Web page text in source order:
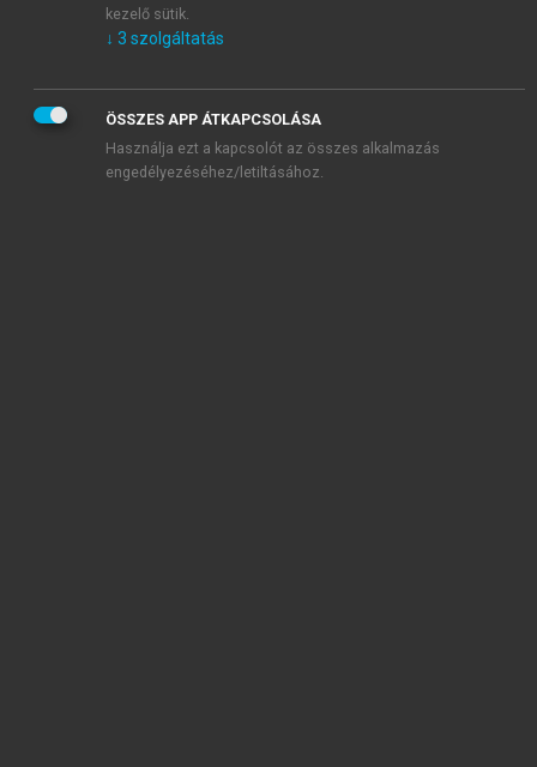
KIPRÓBÁLOM
kezelő sütik.
↓ 3 szolgáltatás
ÖSSZES APP ÁTKAPCSOLÁSA
Használja ezt a kapcsolót az összes alkalmazás
engedélyezéséhez/letiltásához.